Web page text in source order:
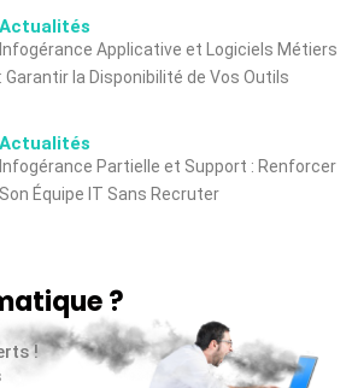
Actualités
Infogérance Applicative et Logiciels Métiers
: Garantir la Disponibilité de Vos Outils
Actualités
Infogérance Partielle et Support : Renforcer
Son Équipe IT Sans Recruter
?
!